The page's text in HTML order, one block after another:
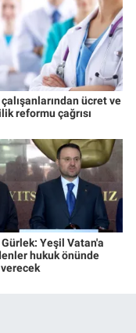
çalışanlarından ücret ve
reformu çağrısı
Yeşil Vatan'a
hukuk önünde